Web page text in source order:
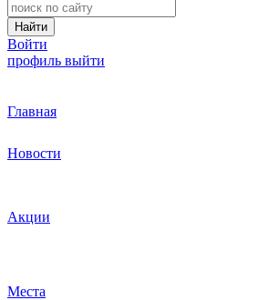
Найти
Войти
профиль выйти
Главная
Новости
Акции
Места